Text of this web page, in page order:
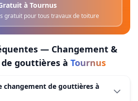
à Tournus
gratuit pour tous travaux de toiture
— Changement &
gouttières à Tournus
changement de gouttières à